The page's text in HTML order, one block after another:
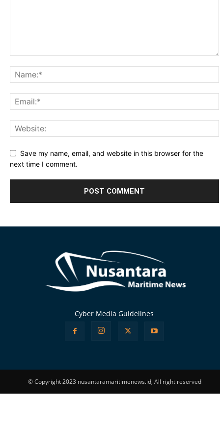
Save my name, email, and website in this browser for the
next time I comment.
Cyber Media Guidelines
© Copyright 2023 nusantaramaritimenews.id, All right reserved